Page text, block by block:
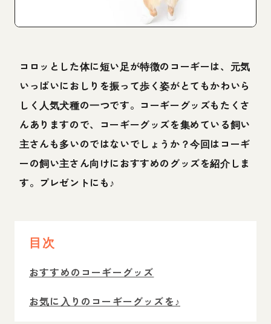
コロッとした体に短い足が特徴のコーギーは、元気
いっぱいにおしりを振って歩く姿がとてもかわいら
しく人気犬種の一つです。コーギーグッズもたくさ
んありますので、コーギーグッズを集めている飼い
主さんも多いのではないでしょうか？今回はコーギ
ーの飼い主さん向けにおすすめのグッズを紹介しま
す。プレゼントにも♪
目次
おすすめのコーギーグッズ
お気に入りのコーギーグッズを♪